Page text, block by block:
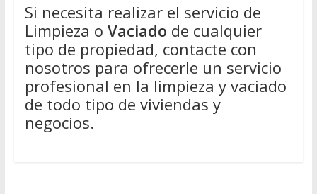
Si necesita realizar el servicio de
Limpieza o Vaciado de cualquier
tipo de propiedad, contacte con
nosotros para ofrecerle un servicio
profesional en la limpieza y vaciado
de todo tipo de viviendas y
negocios.